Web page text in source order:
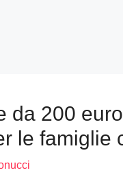
da 200
le famiglie